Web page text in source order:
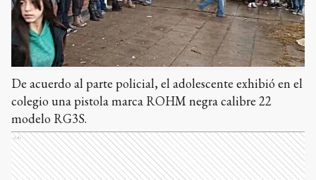
De acuerdo al parte policial, el adolescente exhibió en el
colegio una pistola marca ROHM negra calibre 22
modelo RG3S.
Ads